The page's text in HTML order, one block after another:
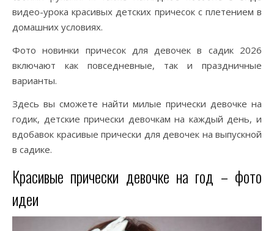
видео-урока красивых детских причесок с плетением в
домашних условиях.
Фото новинки причесок для девочек в садик 2026
включают как повседневные, так и праздничные
варианты.
Здесь вы сможете найти милые прически девочке на
годик, детские прически девочкам на каждый день, и
вдобавок красивые прически для девочек на выпускной
в садике.
Красивые прически девочке на год – фото
идеи